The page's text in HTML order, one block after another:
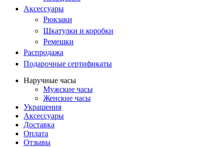
Аксессуары
Рюкзаки
Шкатулки и коробки
Ремешки
Распродажа
Подарочные сертификаты
Наручные часы
Мужские часы
Женские часы
Украшения
Аксессуары
Доставка
Оплата
Отзывы